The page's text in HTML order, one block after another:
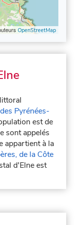
OpenStreetMap
des Pyrénées-
est de
sont appelés
appartient à la
de la Côte
d'Elne est